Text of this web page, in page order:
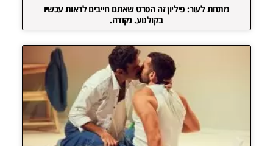
מתחת לעור: פיליון זה הסרט שאתם חייבים לראות עכשיו
בקולנוע. נקודה.